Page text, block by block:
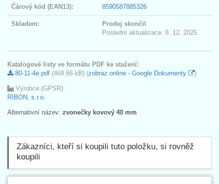
Čárový kód (EAN13): 8590587885326
Skladem:
Prodej skončil
Poslední aktualizace: 8. 12. 2025
Katalogové listy ve formátu PDF ke stažení:
80-11-4e.pdf (469.66 kB) (zobraz online - Google Dokumenty )
Výrobce (GPSR):
RIBON, s.r.o.
Alternativní název: zvonečky kovový 40 mm
Zákazníci, kteří si koupili tuto položku, si rovněž
koupili